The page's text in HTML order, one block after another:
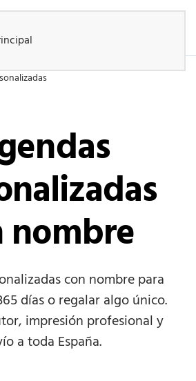
nombre
con nombre para
días o regalar algo único.
impresión profesional y
a toda España.